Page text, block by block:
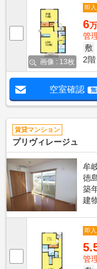
画像 : 13枚
即
6
管
敷
2階
空室確認
賃貸マンション
プリヴィレージュ
牟
徳
築
建
即
管